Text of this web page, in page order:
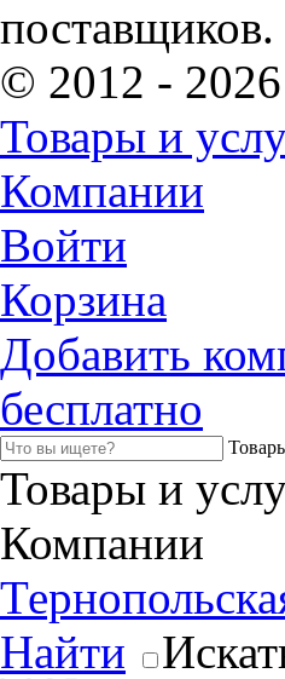
поставщиков.
© 2012 -
Товары и
Компании
Войти
Корзина
Добавить
бесплатно
Товары и
Компании
Найти